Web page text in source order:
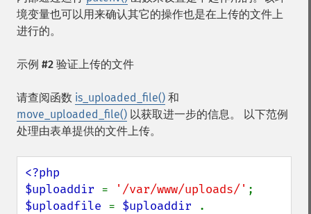
境变量也可以用来确认其它的操作也是在上传的文件上
进行的。
示例 #2 验证上传的文件
请查阅函数 is_uploaded_file() 和
move_uploaded_file() 以获取进一步的信息。 以下范例
处理由表单提供的文件上传。
<?php
$uploaddir = '/var/www/uploads/'
$uploadfile = $uploaddir